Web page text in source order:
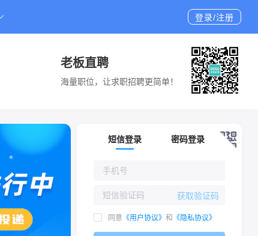
登录/注册
老板直聘
海量职位，让求职招聘更简单！
短信登录 密码登录
获取验证码
同意 《用户协议》 和 《隐私协议》